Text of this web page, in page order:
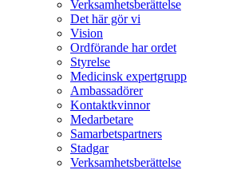
Verksamhetsberättelse
Det här gör vi
Vision
Ordförande har ordet
Styrelse
Medicinsk expertgrupp
Ambassadörer
Kontaktkvinnor
Medarbetare
Samarbetspartners
Stadgar
Verksamhetsberättelse